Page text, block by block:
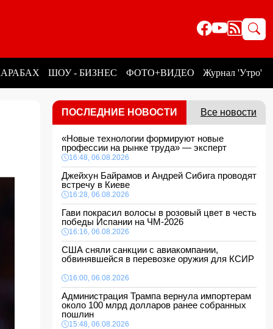
ШОУ - БИЗНЕС ФОТО+ВИДЕО Журнал 'Утро'
ПОСЛЕДНИЕ НОВОСТИ Все новости
«Новые технологии формируют новые
профессии на рынке труда» — эксперт
16:48, 06.08.2026
Джейхун Байрамов и Андрей Сибига проводят
встречу в Киеве
16:28, 06.08.2026
Гави покрасил волосы в розовый цвет в честь
победы Испании на ЧМ-2026
16:16, 06.08.2026
США сняли санкции с авиакомпании,
обвинявшейся в перевозке оружия для КСИР
16:00, 06.08.2026
Администрация Трампа вернула импортерам
около 100 млрд долларов ранее собранных
пошлин
15:48, 06.08.2026